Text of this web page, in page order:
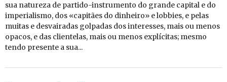
sua natureza de partido-instrumento do grande capital e do
imperialismo, dos «capitães do dinheiro» e lobbies, e pelas
muitas e desvairadas golpadas dos interesses, mais ou menos
opacos, e das clientelas, mais ou menos explícitas; mesmo
tendo presente a sua...